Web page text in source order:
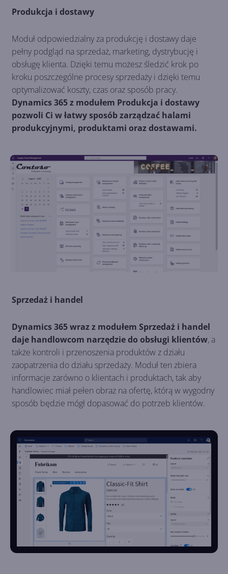
Produkcja i dostawy
Moduł odpowiedzialny za produkcję i dostawy daje
pełny podgląd na sprzedaż, marketing, dystrybucję i
obsługę klienta. Dzięki temu możesz śledzić krok po
kroku poszczególne procesy sprzedaży i dzięki temu
optymalizować koszty, czas oraz sposób pracy.
Dynamics 365 z modułem Produkcja i dostawy
pozwoli Ci w łatwy sposób zarządzać halami
produkcyjnymi, produktami oraz dostawami.
Sprzedaż i handel
Dynamics 365 wraz z modułem Sprzedaż i handel
daje handlowcom narzędzie do obsługi klientów, a
także kontroli i przenoszenia produktów z działu
zaopatrzenia do działu sprzedaży. Moduł ten zbiera
informacje zarówno o klientach i produktach, tak aby
handlowiec miał pełen obraz na ofertę, którą w wygodny
sposób będzie mógł dopasować do potrzeb klientów.